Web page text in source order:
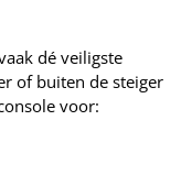
dé veiligste
of buiten de steiger
voor: